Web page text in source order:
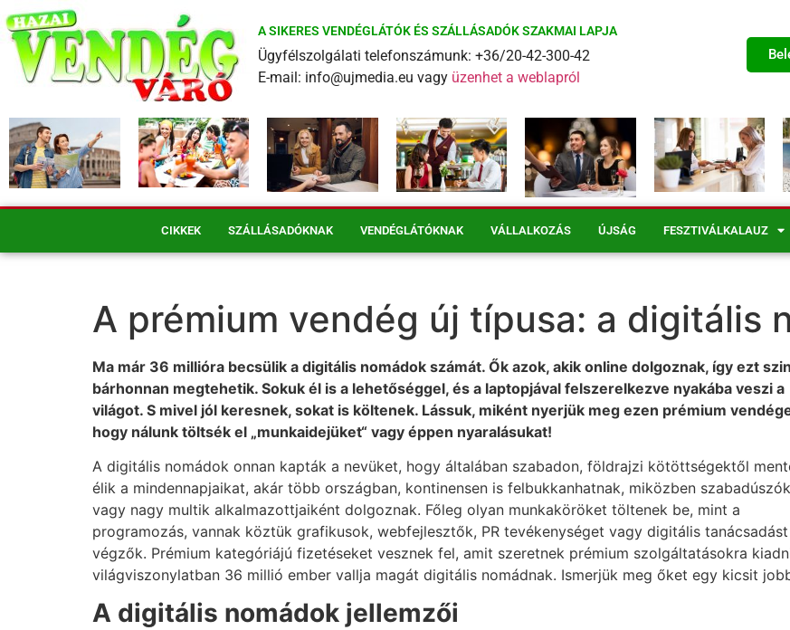
A SIKERES VENDÉGLÁTÓK ÉS SZÁLLÁSADÓK SZAKMAI LAPJA
Ügyfélszolgálati telefonszámunk: +36/20-42-300-42
E-mail: info@ujmedia.eu vagy üzenhet a weblapról
CIKKEK SZÁLLÁSADÓKNAK VENDÉGLÁTÓKNAK VÁLLALKOZÁS ÚJSÁG FESZTIVÁLKALAUZ
A prémium vendég új típusa: a digitális
Ma már 36 millióra becsülik a digitális nomádok számát. Ők azok, akik online dolgoznak, így ezt
bárhonnan megtehetik. Sokuk él is a lehetőséggel, és a laptopjával felszerelkezve nyakába veszi a
világot. S mivel jól keresnek, sokat is költenek. Lássuk, miként nyerjük meg ezen prémium
hogy nálunk töltsék el „munkaidejüket“ vagy éppen nyaralásukat!
A digitális nomádok onnan kapták a nevüket, hogy általában szabadon, földrajzi kötöttségektől
élik a mindennapjaikat, akár több országban, kontinensen is felbukkanhatnak, miközben
vagy nagy multik alkalmazottjaiként dolgoznak. Főleg olyan munkaköröket töltenek be, mint a
programozás, vannak köztük grafikusok, webfejlesztők, PR tevékenységet vagy digitális tanácsadást
végzők. Prémium kategóriájú fizetéseket vesznek fel, amit szeretnek prémium szolgáltatásokra
világviszonylatban 36 millió ember vallja magát digitális nomádnak. Ismerjük meg őket egy kicsit
A digitális nomádok jellemzői